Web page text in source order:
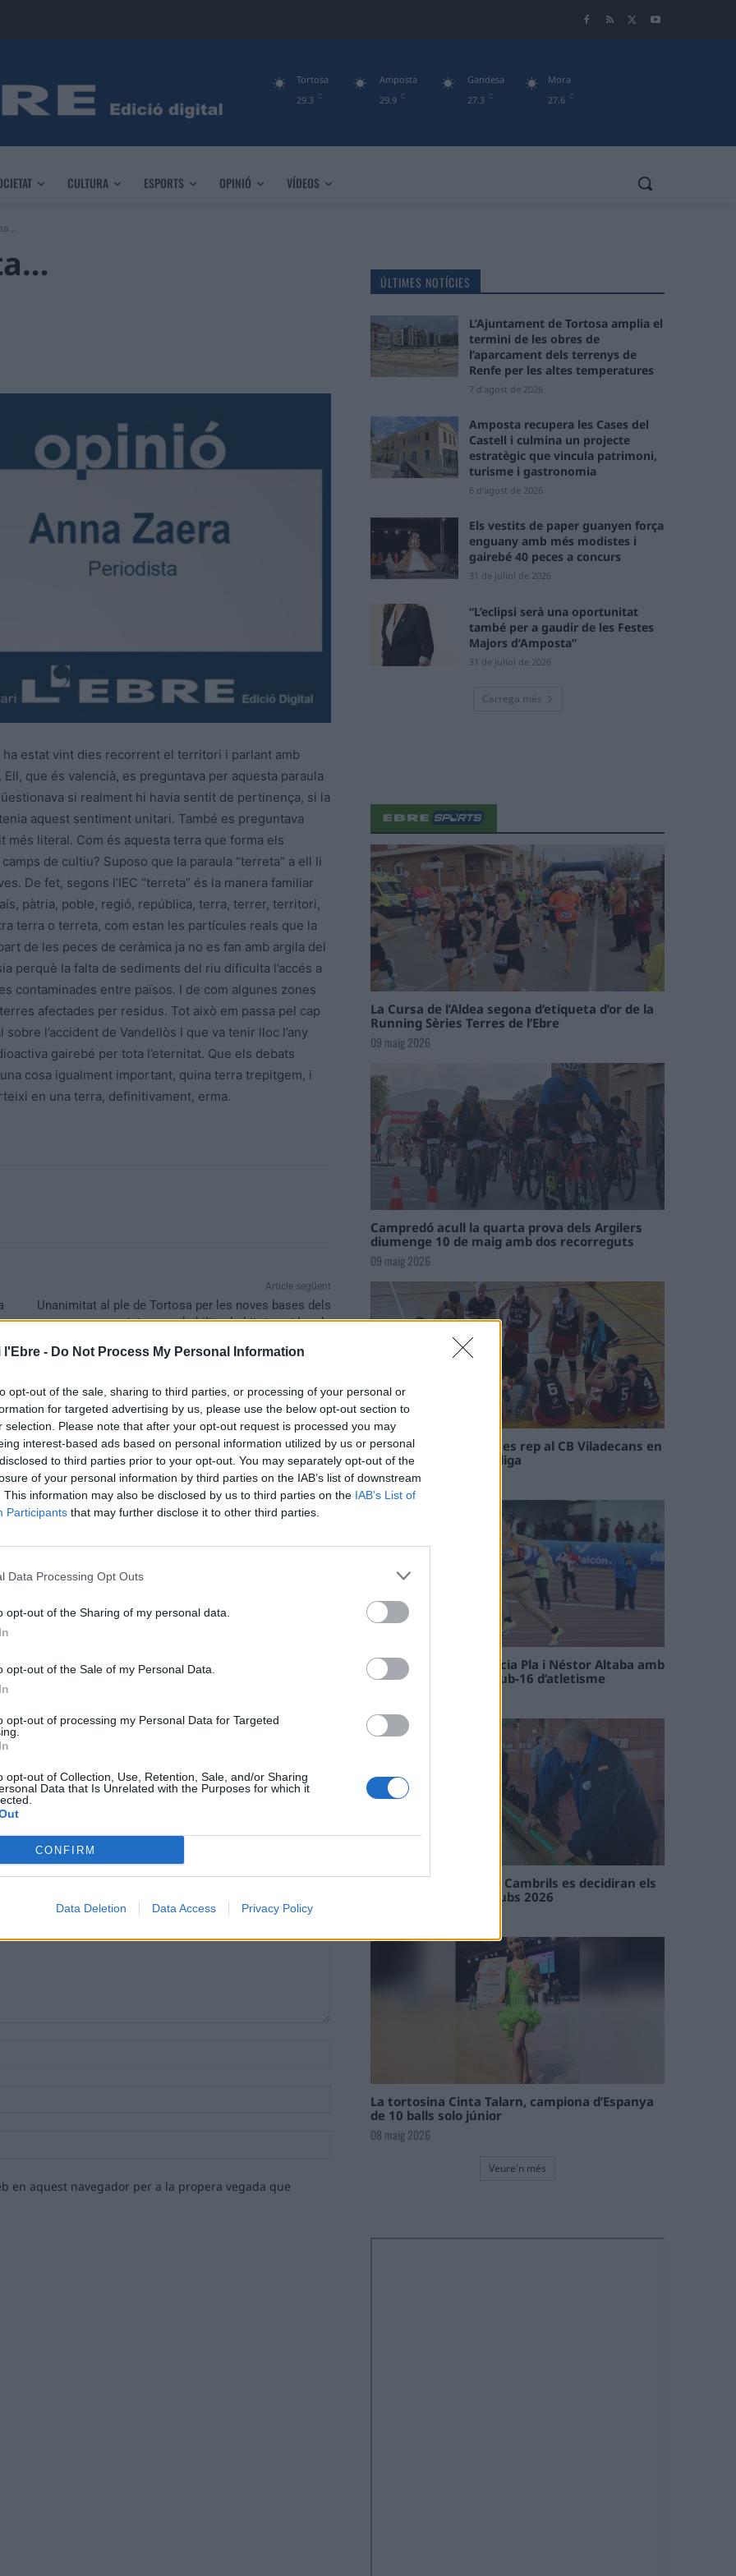
l'Ebre - Do Not Process My Personal Information
opt-out of the sale, sharing to third parties, or processing of your personal or
for targeted advertising by us, please use the below opt-out section to
selection. Please note that after your opt-out request is processed you may
interest-based ads based on personal information utilized by us or personal
to third parties prior to your opt-out. You may separately opt-out of the
of your personal information by third parties on the IAB’s list of downstream
This information may also be disclosed by us to third parties on the IAB’s List of
Participants that may further disclose it to other third parties.
Data Processing Opt Outs
opt-out of the Sharing of my personal data.
opt-out of the Sale of my Personal Data.
opt-out of processing my Personal Data for Targeted
opt-out of Collection, Use, Retention, Sale, and/or Sharing
Data that Is Unrelated with the Purposes for which it
CONFIRM
Data Deletion Data Access Privacy Policy
29.3 C
Tortosa
29.9 C
Amposta
27.3 C
Gandesa
27.6 C
Mora
CULTURA ESPORTS OPINIÓ VÍDEOS
ha estat vint dies recorrent el territori i parlant amb
que és valencià, es preguntava per aquesta paraula
si realment hi havia sentit de pertinença, si la
aquest sentiment unitari. També es preguntava
més literal. Com és aquesta terra que forma els
de cultiu? Suposo que la paraula “terreta” a ell li
De fet, segons l’IEC “terreta” és la manera familiar
pàtria, poble, regió, república, terra, terrer, territori,
terra o terreta, com estan les partícules reals que la
de les peces de ceràmica ja no es fan amb argila del
perquè la falta de sediments del riu dificulta l’accés a
contaminades entre països. I de com algunes zones
afectades per residus. Tot això em passa pel cap
l’accident de Vandellòs I que va tenir lloc l’any
gairebé per tota l’eternitat. Que els debats
cosa igualment important, quina terra trepitgem, i
en una terra, definitivament, erma.
Article següent
Unanimitat al ple de Tortosa per les noves bases dels
ajuts per rehabilitar habitatges i locals
Rocamora
Firmes setmanarilebre.cat
en aquest navegador per a la propera vegada que
ÚLTIMES NOTÍCIES
L’Ajuntament de Tortosa amplia el
termini de les obres de
l’aparcament dels terrenys de
Renfe per les altes temperatures
7 d'agost de 2026
Amposta recupera les Cases del
Castell i culmina un projecte
estratègic que vincula patrimoni,
turisme i gastronomia
6 d'agost de 2026
Els vestits de paper guanyen força
enguany amb més modistes i
gairebé 40 peces a concurs
31 de juliol de 2026
“L’eclipsi serà una oportunitat
també per a gaudir de les Festes
Majors d’Amposta”
31 de juliol de 2026
Carrega més
La Cursa de l’Aldea segona d’etiqueta d’or de la
Running Sèries Terres de l’Ebre
09 maig 2026
Campredó acull la quarta prova dels Argilers
diumenge 10 de maig amb dos recorreguts
09 maig 2026
El Cantaires amb baixes rep al CB Viladecans en
el tram decisiu de la lliga
09 maig 2026
Paula Sintorres, Patrícia Pla i Néstor Altaba amb
la selecció catalana sub-16 d’atletisme
En les tirades de Flix i Cambrils es decidiran els
campions de l’Interclubs 2026
La tortosina Cinta Talarn, campiona d’Espanya
de 10 balls solo júnior
08 maig 2026
Veure'n més